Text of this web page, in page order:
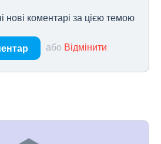
нові коментарі за цією темою
або Відмінити